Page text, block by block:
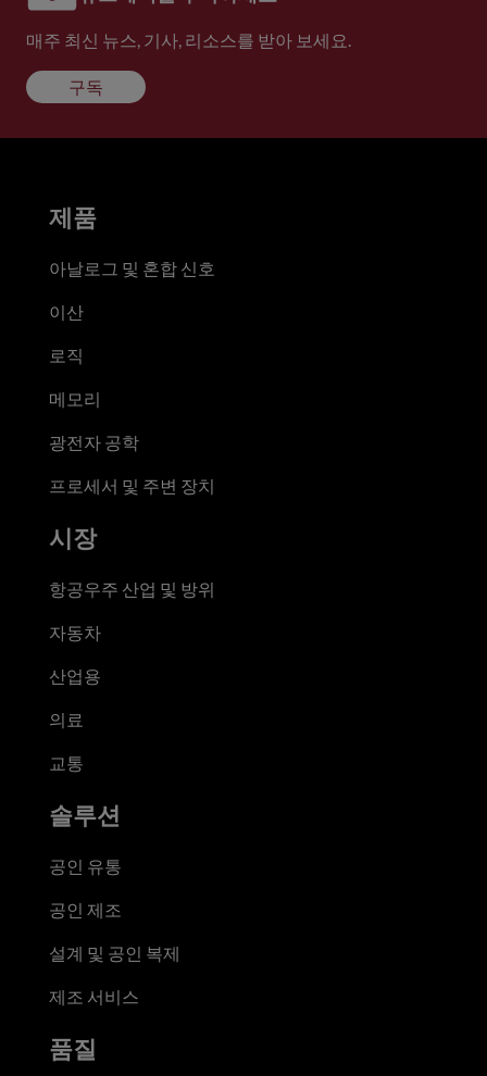
매주 최신 뉴스, 기사, 리소스를 받아 보세요.
구독
제품
아날로그 및 혼합 신호
이산
로직
메모리
광전자 공학
프로세서 및 주변 장치
시장
항공우주 산업 및 방위
자동차
산업용
의료
교통
솔루션
공인 유통
공인 제조
설계 및 공인 복제
제조 서비스
품질